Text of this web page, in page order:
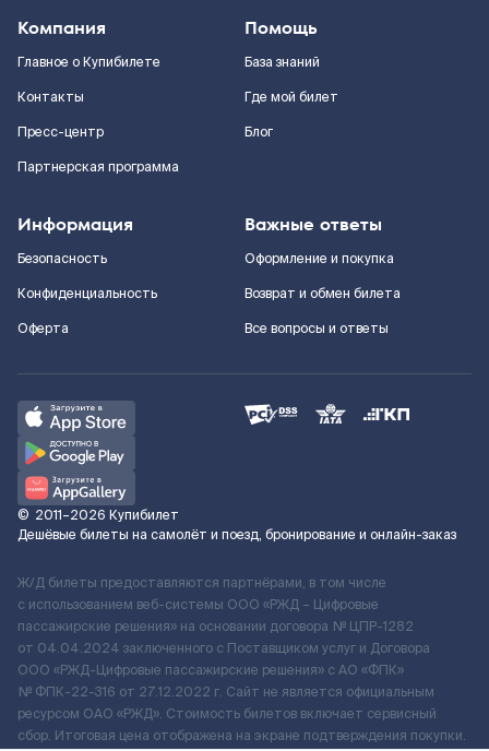
Компания
Главное о Купибилете
Контакты
Пресс-центр
Партнерская программа
Помощь
База знаний
Где мой билет
Блог
Информация
Безопасность
Конфиденциальность
Оферта
Важные ответы
Оформление и покупка
Возврат и обмен билета
Все вопросы и ответы
© 2011–2026 Купибилет
Дешёвые билеты на самолёт и поезд, бронирование и онлайн-заказ
Ж/Д билеты предоставляются партнёрами, в том числе
с использованием веб-системы ООО «РЖД – Цифровые
пассажирские решения» на основании договора № ЦПР-1282
от 04.04.2024 заключенного с Поставщиком услуг и Договора
ООО «РЖД-Цифровые пассажирские решения» c АО «ФПК»
№ ФПК-22-316 от 27.12.2022 г. Сайт не является официальным
ресурсом ОАО «РЖД». Стоимость билетов включает сервисный
сбор. Итоговая цена отображена на экране подтверждения покупки.